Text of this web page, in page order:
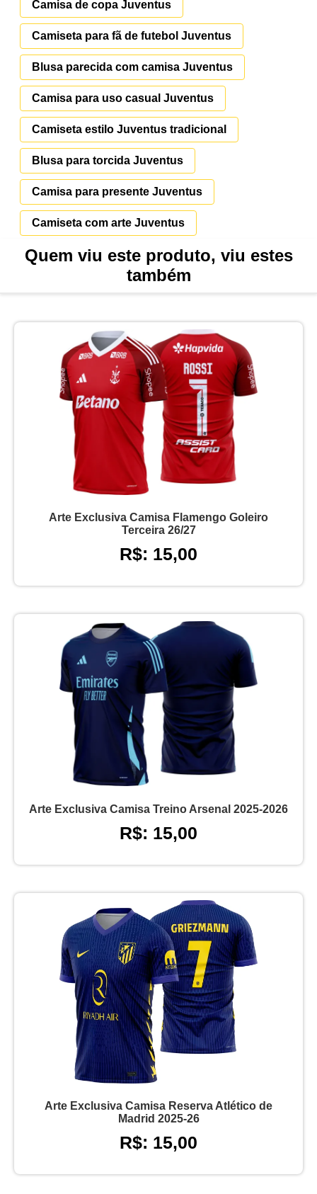
Camisa de copa Juventus
Camiseta para fã de futebol Juventus
Blusa parecida com camisa Juventus
Camisa para uso casual Juventus
Camiseta estilo Juventus tradicional
Blusa para torcida Juventus
Camisa para presente Juventus
Camiseta com arte Juventus
Quem viu este produto, viu estes
também
Arte Exclusiva Camisa Flamengo Goleiro
Terceira 26/27
R$: 15,00
Arte Exclusiva Camisa Treino Arsenal 2025-2026
R$: 15,00
Arte Exclusiva Camisa Reserva Atlético de
Madrid 2025-26
R$: 15,00